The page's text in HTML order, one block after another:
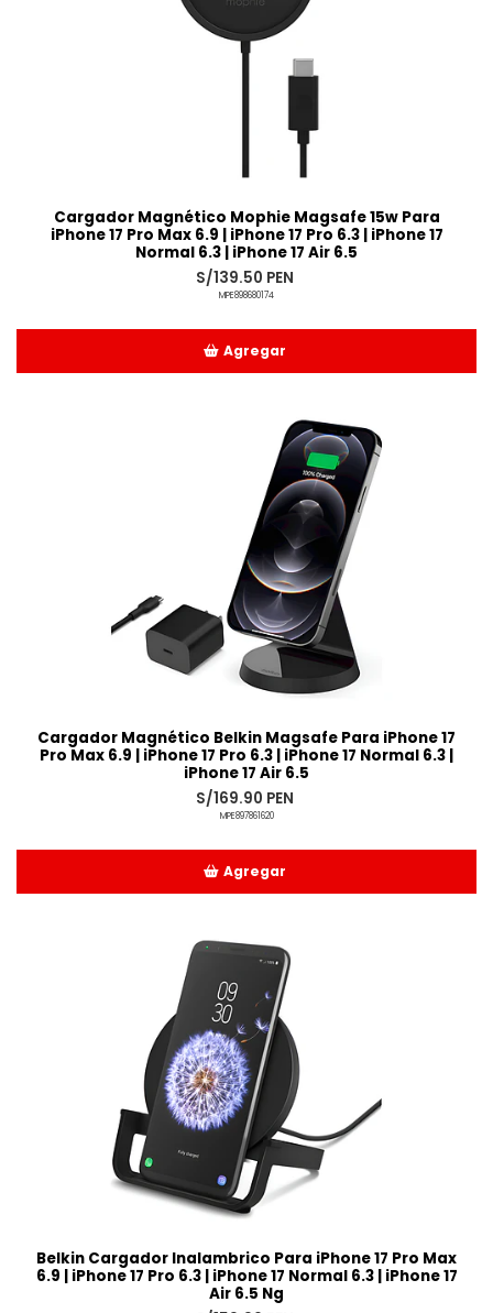
Cargador Magnético Mophie Magsafe 15w Para
iPhone 17 Pro Max 6.9 | iPhone 17 Pro 6.3 | iPhone 17
Normal 6.3 | iPhone 17 Air 6.5
S/139.50 PEN
MPE898680174
Agregar
Cargador Magnético Belkin Magsafe Para iPhone 17
Pro Max 6.9 | iPhone 17 Pro 6.3 | iPhone 17 Normal 6.3 |
iPhone 17 Air 6.5
S/169.90 PEN
MPE897861620
Agregar
Belkin Cargador Inalambrico Para iPhone 17 Pro Max
6.9 | iPhone 17 Pro 6.3 | iPhone 17 Normal 6.3 | iPhone 17
Air 6.5 Ng